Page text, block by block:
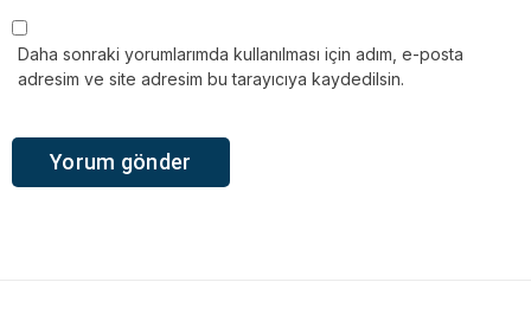
Daha sonraki yorumlarımda kullanılması için adım, e-posta
adresim ve site adresim bu tarayıcıya kaydedilsin.